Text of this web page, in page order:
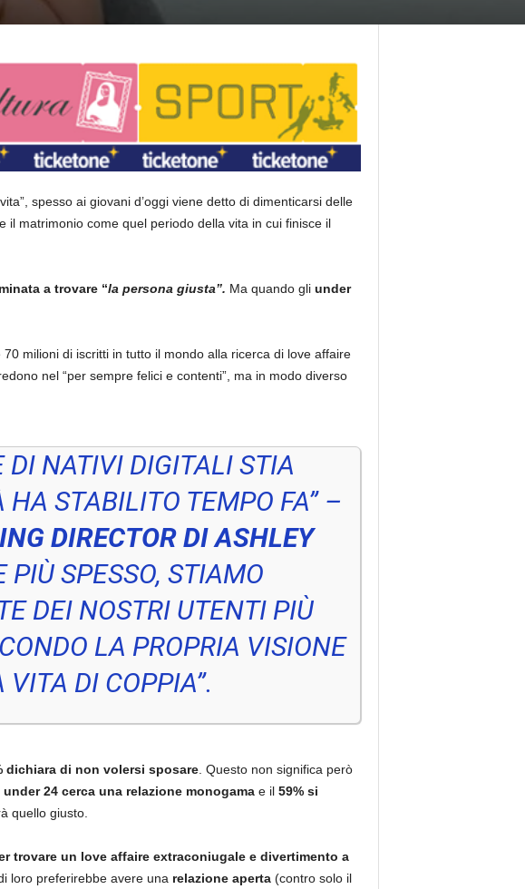
spesso ai giovani d’oggi viene detto di dimenticarsi delle
il matrimonio come quel periodo della vita in cui finisce il
a trovare “la persona giusta”. Ma quando gli under
70 milioni di iscritti in tutto il mondo alla ricerca di love affaire
nel “per sempre felici e contenti”, ma in modo diverso
DI NATIVI DIGITALI STIA
STABILITO TEMPO FA”–
DIRECTOR DI ASHLEY
PIÙ SPESSO, STIAMO
DEI NOSTRI UTENTI PIÙ
LA PROPRIA VISIONE
DI COPPIA”.
dichiara di non volersi sposare. Questo non significa però
24 cerca una relazione monogamae il 59% si
quello giusto.
trovare un love affaire extraconiugale e divertimento a
loro preferirebbe avere una relazione aperta(contro solo il